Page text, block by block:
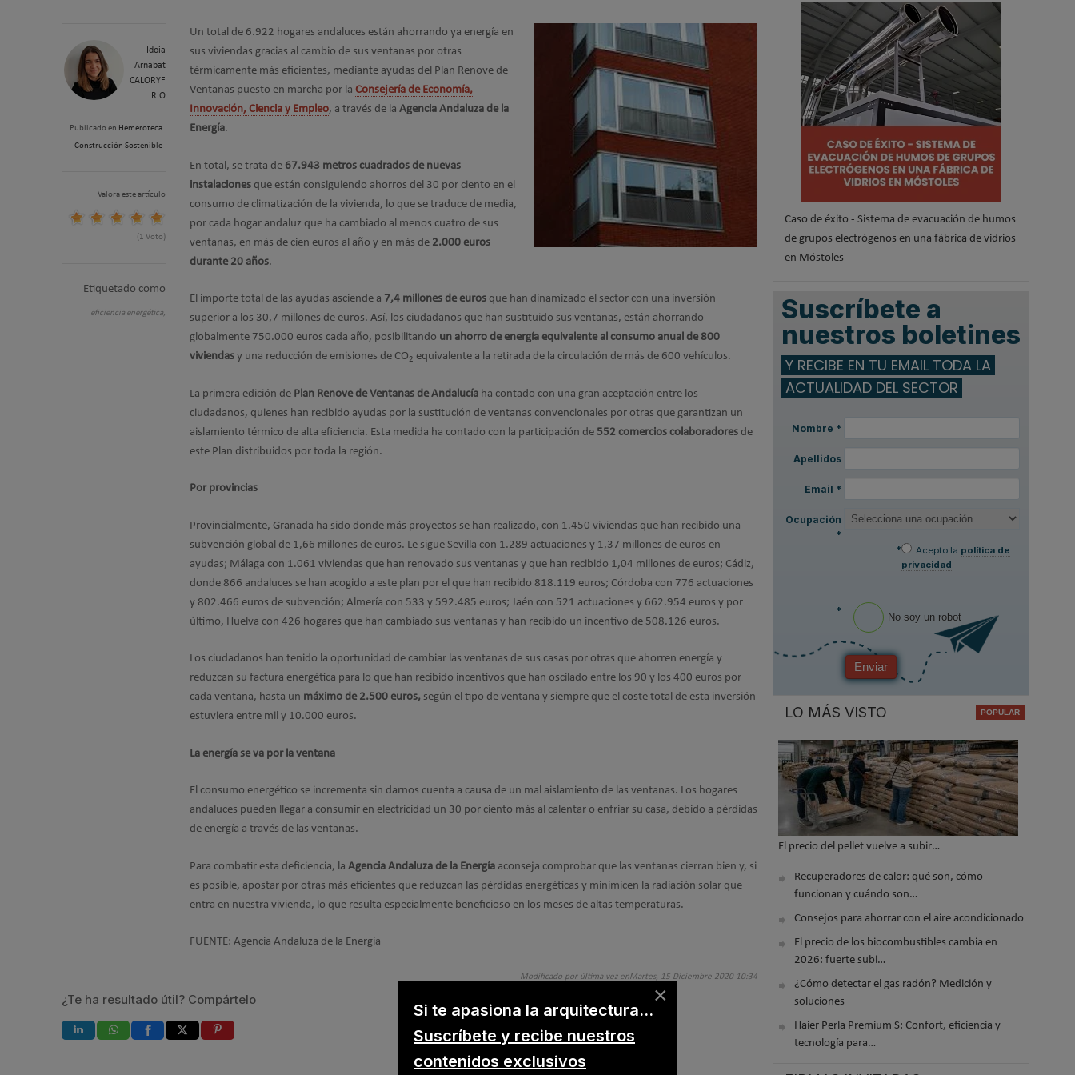
Idoia
Arnabat
CALORYF
RIO
Publicado en Hemeroteca
Construcción Sostenible
Valora este artículo
(1 Voto)
Etiquetado como
eficiencia energética,
Un total de 6.922 hogares andaluces están ahorrando ya energía en
sus viviendas gracias al cambio de sus ventanas por otras
térmicamente más eficientes, mediante ayudas del Plan Renove de
Ventanas puesto en marcha por la Consejería de Economía,
Innovación, Ciencia y Empleo, a través de la Agencia Andaluza de la
Energía.
En total, se trata de 67.943 metros cuadrados de nuevas
instalaciones que están consiguiendo ahorros del 30 por ciento en el
consumo de climatización de la vivienda, lo que se traduce de media,
por cada hogar andaluz que ha cambiado al menos cuatro de sus
ventanas, en más de cien euros al año y en más de 2.000 euros
durante 20 años.
El importe total de las ayudas asciende a 7,4 millones de euros que han dinamizado el sector con una inversión
superior a los 30,7 millones de euros. Así, los ciudadanos que han sustituido sus ventanas, están ahorrando
globalmente 750.000 euros cada año, posibilitando un ahorro de energía equivalente al consumo anual de 800
viviendas y una reducción de emisiones de CO2 equivalente a la retirada de la circulación de más de 600 vehículos.
La primera edición de Plan Renove de Ventanas de Andalucía ha contado con una gran aceptación entre los
ciudadanos, quienes han recibido ayudas por la sustitución de ventanas convencionales por otras que garantizan un
aislamiento térmico de alta eficiencia. Esta medida ha contado con la participación de 552 comercios colaboradores de
este Plan distribuidos por toda la región.
Por provincias
Provincialmente, Granada ha sido donde más proyectos se han realizado, con 1.450 viviendas que han recibido una
subvención global de 1,66 millones de euros. Le sigue Sevilla con 1.289 actuaciones y 1,37 millones de euros en
ayudas; Málaga con 1.061 viviendas que han renovado sus ventanas y que han recibido 1,04 millones de euros; Cádiz,
donde 866 andaluces se han acogido a este plan por el que han recibido 818.119 euros; Córdoba con 776 actuaciones
y 802.466 euros de subvención; Almería con 533 y 592.485 euros; Jaén con 521 actuaciones y 662.954 euros y por
último, Huelva con 426 hogares que han cambiado sus ventanas y han recibido un incentivo de 508.126 euros.
Los ciudadanos han tenido la oportunidad de cambiar las ventanas de sus casas por otras que ahorren energía y
reduzcan su factura energética para lo que han recibido incentivos que han oscilado entre los 90 y los 400 euros por
cada ventana, hasta un máximo de 2.500 euros, según el tipo de ventana y siempre que el coste total de esta inversión
estuviera entre mil y 10.000 euros.
La energía se va por la ventana
El consumo energético se incrementa sin darnos cuenta a causa de un mal aislamiento de las ventanas. Los hogares
andaluces pueden llegar a consumir en electricidad un 30 por ciento más al calentar o enfriar su casa, debido a pérdidas
de energía a través de las ventanas.
Para combatir esta deficiencia, la Agencia Andaluza de la Energía aconseja comprobar que las ventanas cierran bien y, si
es posible, apostar por otras más eficientes que reduzcan las pérdidas energéticas y minimicen la radiación solar que
entra en nuestra vivienda, lo que resulta especialmente beneficioso en los meses de altas temperaturas.
FUENTE: Agencia Andaluza de la Energía
Modificado por última vez enMartes, 15 Diciembre 2020 10:34
¿Te ha resultado útil? Compártelo
Caso de éxito - Sistema de evacuación de humos
de grupos electrógenos en una fábrica de vidrios
en Móstoles
Suscríbete a
nuestros boletines
Y RECIBE EN TU EMAIL TODA LA
ACTUALIDAD DEL SECTOR
Nombre *
Apellidos
Email *
Ocupación
*
*
Acepto la política de
privacidad.
* No soy un robot
Enviar
LO MÁS VISTO
El precio del pellet vuelve a subir…
Recuperadores de calor: qué son, cómo
funcionan y cuándo son…
Consejos para ahorrar con el aire acondicionado
El precio de los biocombustibles cambia en
2026: fuerte subi…
¿Cómo detectar el gas radón? Medición y
soluciones
Haier Perla Premium S: Confort, eficiencia y
tecnología para…
×
Si te apasiona la arquitectura...
Suscríbete y recibe nuestros
contenidos exclusivos